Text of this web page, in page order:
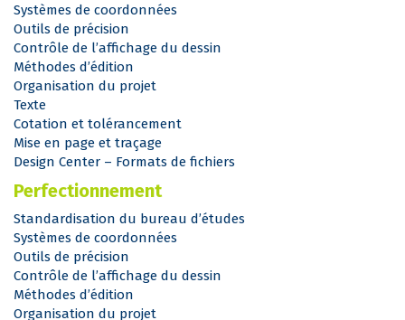
Systèmes de coordonnées
Outils de précision
Contrôle de l’affichage du dessin
Méthodes d’édition
Organisation du projet
Texte
Cotation et tolérancement
Mise en page et traçage
Design Center – Formats de fichiers
Perfectionnement
Standardisation du bureau d’études
Systèmes de coordonnées
Outils de précision
Contrôle de l’affichage du dessin
Méthodes d’édition
Organisation du projet